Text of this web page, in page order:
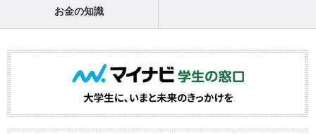
お金の知識